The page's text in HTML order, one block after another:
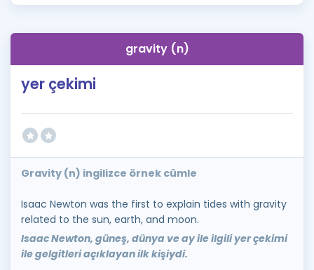
İngilizce Gramer
gravity (n)
yer çekimi
Gravity (n) ingilizce örnek cümle
Isaac Newton was the first to explain tides with gravity
related to the sun, earth, and moon.
Isaac Newton, güneş, dünya ve ay ile ilgili yer çekimi
ile gelgitleri açıklayan ilk kişiydi.